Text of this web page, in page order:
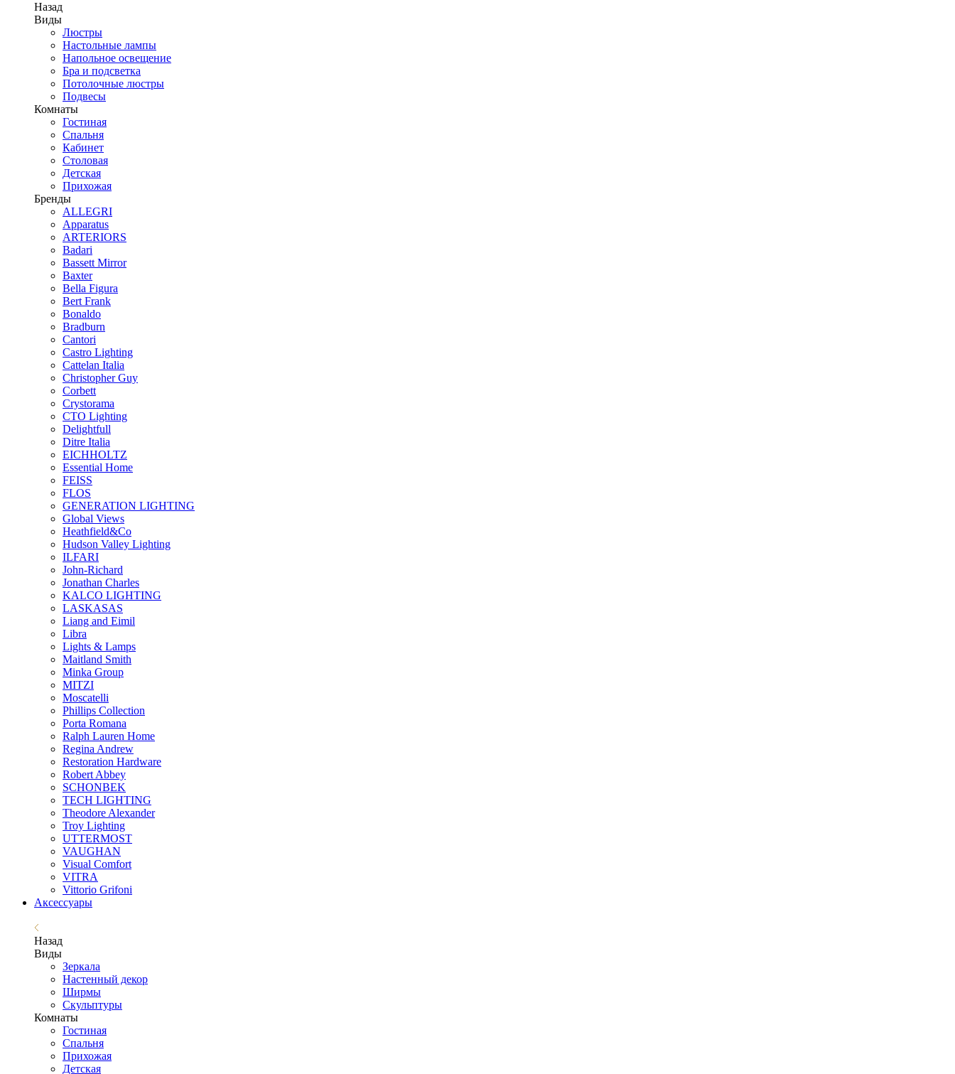
Назад
Виды
Люстры
Настольные лампы
Напольное освещение
Бра и подсветка
Потолочные люстры
Подвесы
Комнаты
Гостиная
Спальня
Кабинет
Столовая
Детская
Прихожая
Бренды
ALLEGRI
Apparatus
ARTERIORS
Badari
Bassett Mirror
Baxter
Bella Figura
Bert Frank
Bonaldo
Bradburn
Cantori
Castro Lighting
Cattelan Italia
Christopher Guy
Corbett
Crystorama
CTO Lighting
Delightfull
Ditre Italia
EICHHOLTZ
Essential Home
FEISS
FLOS
GENERATION LIGHTING
Global Views
Heathfield&Co
Hudson Valley Lighting
ILFARI
John-Richard
Jonathan Charles
KALCO LIGHTING
LASKASAS
Liang and Eimil
Libra
Lights & Lamps
Maitland Smith
Minka Group
MITZI
Moscatelli
Phillips Collection
Porta Romana
Ralph Lauren Home
Regina Andrew
Restoration Hardware
Robert Abbey
SCHONBEK
TECH LIGHTING
Theodore Alexander
Troy Lighting
UTTERMOST
VAUGHAN
Visual Comfort
VITRA
Vittorio Grifoni
Аксессуары
Назад
Виды
Зеркала
Настенный декор
Ширмы
Скульптуры
Комнаты
Гостиная
Спальня
Прихожая
Детская